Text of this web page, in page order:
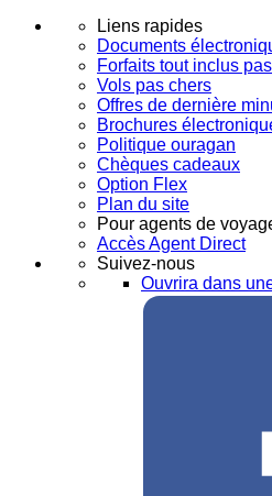
Liens rapides
Documents
Forfaits tout inclus
Vols pas chers
Offres de dernière
Brochures
Politique ouragan
Chèques cadeaux
Option Flex
Plan du site
Pour agents de
Accès Agent Direct
Suivez-nous
Ouvrira dans